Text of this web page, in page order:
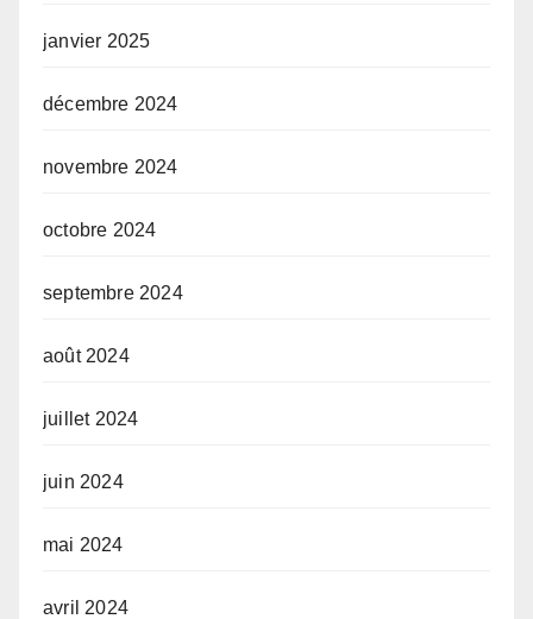
janvier 2025
décembre 2024
novembre 2024
octobre 2024
septembre 2024
août 2024
juillet 2024
juin 2024
mai 2024
avril 2024